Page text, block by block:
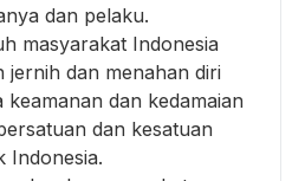
dan pelaku.
masyarakat Indonesia
jernih dan menahan diri
keamanan dan kedamaian
dan kesatuan
Indonesia.